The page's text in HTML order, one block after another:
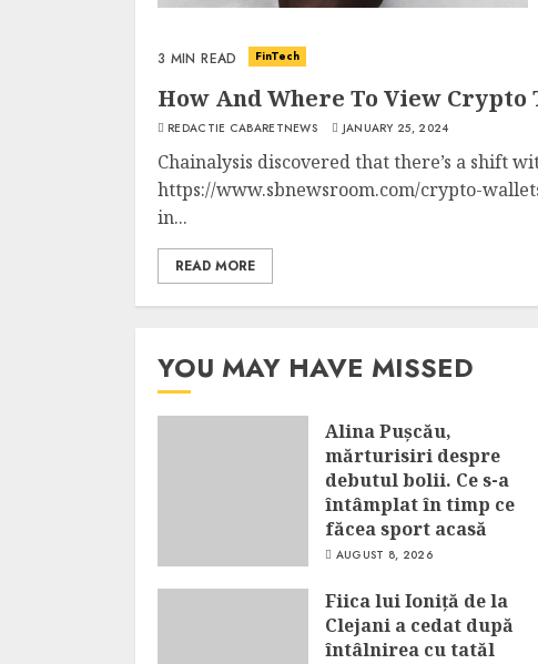
3 MIN READ FinTech
How And Where To View
REDACTIE CABARETNEWS JANUARY 25, 2024
Chainalysis discovered that there’s a shift
https://www.sbnewsroom.com/crypto-
in...
READ MORE
YOU MAY HAVE MISSED
Alina Pușcău,
mărturisiri despre
debutul bolii. Ce s-a
întâmplat în timp ce
făcea sport acasă
AUGUST 8, 2026
Fiica lui Ioniță de la
Clejani a cedat după
întâlnirea cu tatăl